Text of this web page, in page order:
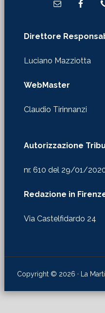
Direttore
Luciano Mazziotta
WebMaster
Claudio Tirinnanzi
Autorizzazione
nr. 610 del 29/01/
Redazione in
Via Castelfidardo 24
Copyright © 2026 · La